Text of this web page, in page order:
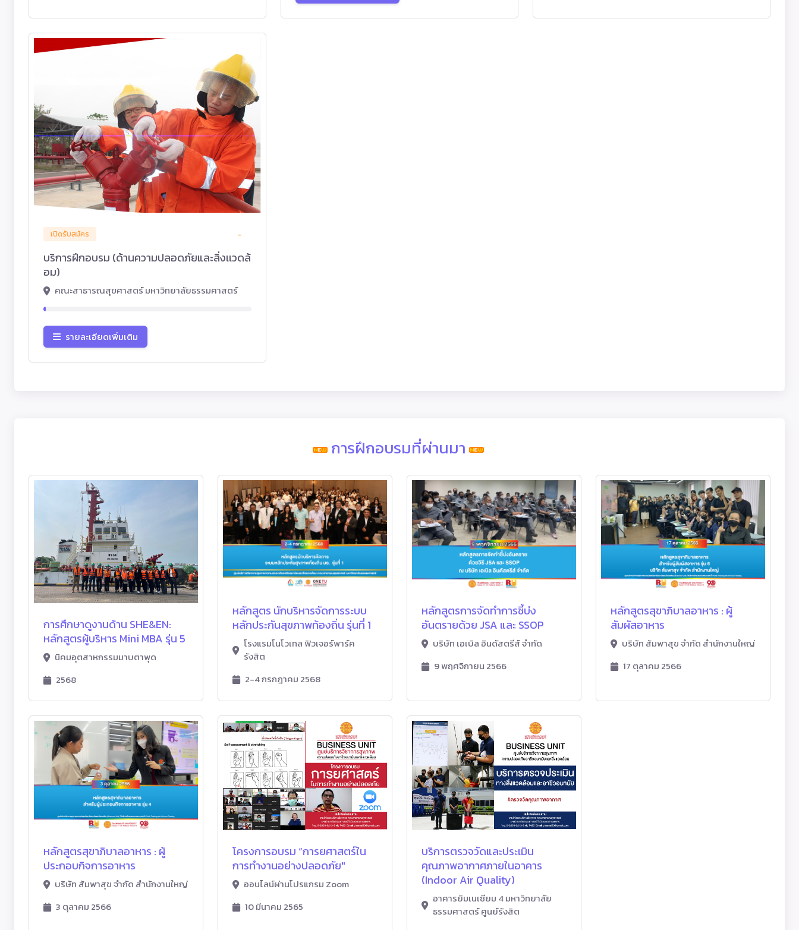
เปิดรับสมัคร -
บริการฝึกอบรม (ด้านความปลอดภัยและสิ่งเเวดล้
อม)
คณะสาธารณสุขศาสตร์ มหาวิทยาลัยธรรมศาสตร์
รายละเอียดเพิ่มเติม
การฝึกอบรมที่ผ่านมา
การศึกษาดูงานด้าน SHE&EN:
หลักสูตรผู้บริหาร Mini MBA รุ่น 5
นิคมอุตสาหกรรมมาบตาพุด
2568
หลักสูตร นักบริหารจัดการระบบ
หลักประกันสุขภาพท้องถิ่น รุ่นที่ 1
โรงแรมโนโวเทล ฟิวเจอร์พาร์ค
รังสิต
2-4 กรกฎาคม 2568
หลักสูตรการจัดทําการชี้บ่ง
อันตรายด้วย JSA และ SSOP
บริษัท เอเบิล อินดัสตรีส์ จํากัด
9 พฤศจิกายน 2566
หลักสูตรสุขาภิบาลอาหาร : ผู้
สัมผัสอาหาร
บริษัท ส้มพาสุข จำกัด สำนักงานใหญ่
17 ตุลาคม 2566
หลักสูตรสุขาภิบาลอาหาร : ผู้
ประกอบกิจการอาหาร
บริษัท ส้มพาสุข จำกัด สำนักงานใหญ่
3 ตุลาคม 2566
โครงการอบรม “การยศาสตร์ใน
การทำงานอย่างปลอดภัย"
ออนไลน์ผ่านโปรแกรม Zoom
10 มีนาคม 2565
บริการตรวจวัดและประเมิน
คุณภาพอากาศภายในอาคาร
(Indoor Air Quality)
อาคารยิมเนเซียม 4 มหาวิทยาลัย
ธรรมศาสตร์ ศูนย์รังสิต